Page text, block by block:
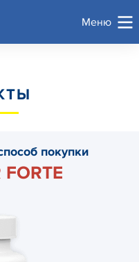
Меню
покупки